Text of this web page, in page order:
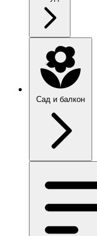
Сад и балкон